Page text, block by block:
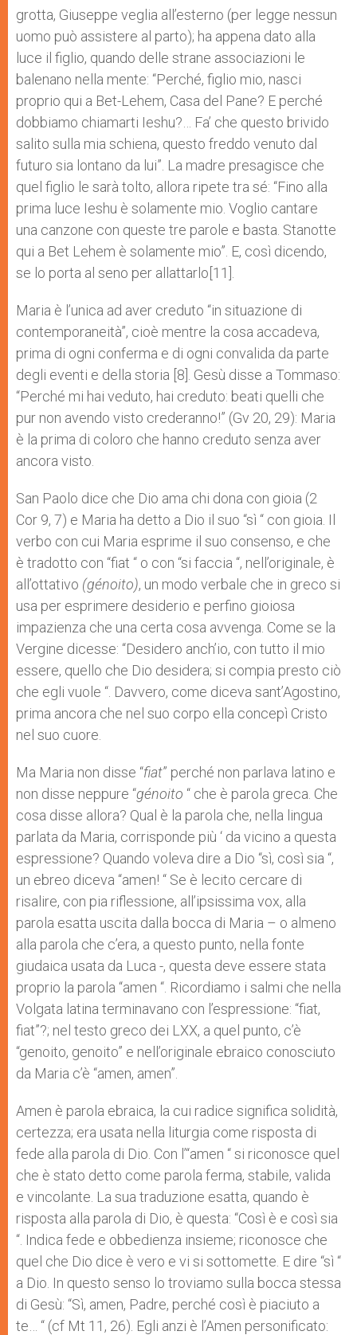
grotta, Giuseppe veglia all’esterno (per legge nessun
uomo può assistere al parto); ha appena dato alla
luce il figlio, quando delle strane associazioni le
balenano nella mente: “Perché, figlio mio, nasci
proprio qui a Bet-Lehem, Casa del Pane? E perché
dobbiamo chiamarti Ieshu?… Fa’ che questo brivido
salito sulla mia schiena, questo freddo venuto dal
futuro sia lontano da lui”. La madre presagisce che
quel figlio le sarà tolto, allora ripete tra sé: “Fino alla
prima luce Ieshu è solamente mio. Voglio cantare
una canzone con queste tre parole e basta. Stanotte
qui a Bet Lehem è solamente mio”. E, così dicendo,
se lo porta al seno per allattarlo[11].
Maria è l’unica ad aver creduto “in situazione di
contemporaneità”, cioè mentre la cosa accadeva,
prima di ogni conferma e di ogni convalida da parte
degli eventi e della storia [8]. Gesù disse a Tommaso:
“Perché mi hai veduto, hai creduto: beati quelli che
pur non avendo visto crederanno!” (Gv 20, 29): Maria
è la prima di coloro che hanno creduto senza aver
ancora visto.
San Paolo dice che Dio ama chi dona con gioia (2
Cor 9, 7) e Maria ha detto a Dio il suo “sì “ con gioia. Il
verbo con cui Maria esprime il suo consenso, e che
è tradotto con “fiat “ o con “si faccia “, nell’originale, è
all’ottativo (génoito), un modo verbale che in greco si
usa per esprimere desiderio e perfino gioiosa
impazienza che una certa cosa avvenga. Come se la
Vergine dicesse: “Desidero anch’io, con tutto il mio
essere, quello che Dio desidera; si compia presto ciò
che egli vuole “. Davvero, come diceva sant’Agostino,
prima ancora che nel suo corpo ella concepì Cristo
nel suo cuore.
Ma Maria non disse “fiat” perché non parlava latino e
non disse neppure “génoito “ che è parola greca. Che
cosa disse allora? Qual è la parola che, nella lingua
parlata da Maria, corrisponde più ‘ da vicino a questa
espressione? Quando voleva dire a Dio “sì, così sia “,
un ebreo diceva “amen! “ Se è lecito cer­care di
risalire, con pia riflessione, all’ipsissima vox, alla
parola esatta uscita dalla bocca di Maria – o almeno
alla parola che c’era, a questo punto, nella fonte
giudaica usata da Luca -, que­sta deve essere stata
proprio la parola “amen “. Ricordiamo i salmi che nella
Volgata latina terminavano con l’espressione: “fiat,
fiat”?; nel testo greco dei LXX, a quel punto, c’è
“genoito, genoito” e nell’originale ebraico conosciuto
da Maria c’è “amen, amen”.
Amen è parola ebraica, la cui radice significa solidità,
certezza; era usata nella liturgia come risposta di
fede alla parola di Dio. Con l’“amen “ si riconosce quel
che è stato detto come paro­la ferma, stabile, valida
e vincolante. La sua traduzione esatta, quando è
risposta alla parola di Dio, è questa: “Così è e così sia
“. Indica fede e obbedienza insieme; riconosce che
quel che Dio dice è vero e vi si sottomette. E dire “sì “
a Dio. In questo senso lo troviamo sulla bocca stessa
di Gesù: “Sì, amen, Padre, perché così è piaciuto a
te… “ (cf Mt 11, 26). Egli anzi è l’Amen personificato: